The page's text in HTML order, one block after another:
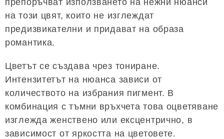
на този цвят, които не изглеждат
предизвикателни и придават на образа
романтика.
Цветът се създава чрез тониране.
Интензитетът на нюанса зависи от
количеството на избрания пигмент. В
комбинация с тъмни връхчета това оцветяване
изглежда женствено или ексцентрично, в
зависимост от яркостта на цветовете.